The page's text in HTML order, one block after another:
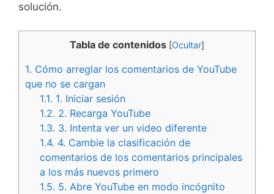
solución.
Tabla de contenidos [Ocultar]
1. Cómo arreglar los comentarios de YouTube
que no se cargan
1.1. 1. Iniciar sesión
1.2. 2. Recarga YouTube
1.3. 3. Intenta ver un video diferente
1.4. 4. Cambie la clasificación de
comentarios de los comentarios principales
a los más nuevos primero
1.5. 5. Abre YouTube en modo incógnito